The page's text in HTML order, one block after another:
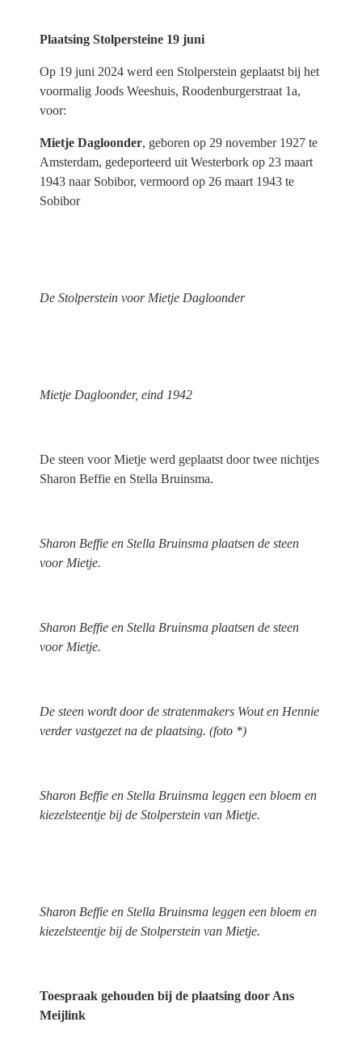
Plaatsing Stolpersteine 19 juni
Op 19 juni 2024 werd een Stolperstein geplaatst bij het
voormalig Joods Weeshuis, Roodenburgerstraat 1a,
voor:
Mietje Dagloonder, geboren op 29 november 1927 te
Amsterdam, gedeporteerd uit Westerbork op 23 maart
1943 naar Sobibor, vermoord op 26 maart 1943 te
Sobibor
De Stolperstein voor Mietje Dagloonder
Mietje Dagloonder, eind 1942
De steen voor Mietje werd geplaatst door twee nichtjes
Sharon Beffie en Stella Bruinsma.
Sharon Beffie en Stella Bruinsma plaatsen de steen
voor Mietje.
Sharon Beffie en Stella Bruinsma plaatsen de steen
voor Mietje.
De steen wordt door de stratenmakers Wout en Hennie
verder vastgezet na de plaatsing. (foto *)
Sharon Beffie en Stella Bruinsma leggen een bloem en
kiezelsteentje bij de Stolperstein van Mietje.
Sharon Beffie en Stella Bruinsma leggen een bloem en
kiezelsteentje bij de Stolperstein van Mietje.
Toespraak gehouden bij de plaatsing door Ans
Meijlink